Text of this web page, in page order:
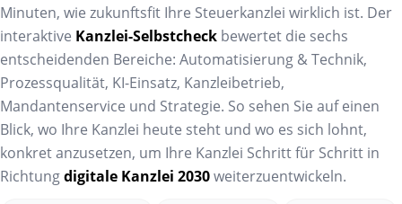
Minuten, wie zukunftsfit Ihre Steuerkanzlei wirklich ist. Der
interaktive Kanzlei-Selbstcheck bewertet die sechs
entscheidenden Bereiche: Automatisierung & Technik,
Prozessqualität, KI-Einsatz, Kanzleibetrieb,
Mandantenservice und Strategie. So sehen Sie auf einen
Blick, wo Ihre Kanzlei heute steht und wo es sich lohnt,
konkret anzusetzen, um Ihre Kanzlei Schritt für Schritt in
Richtungdigitale Kanzlei 2030weiterzuentwickeln.